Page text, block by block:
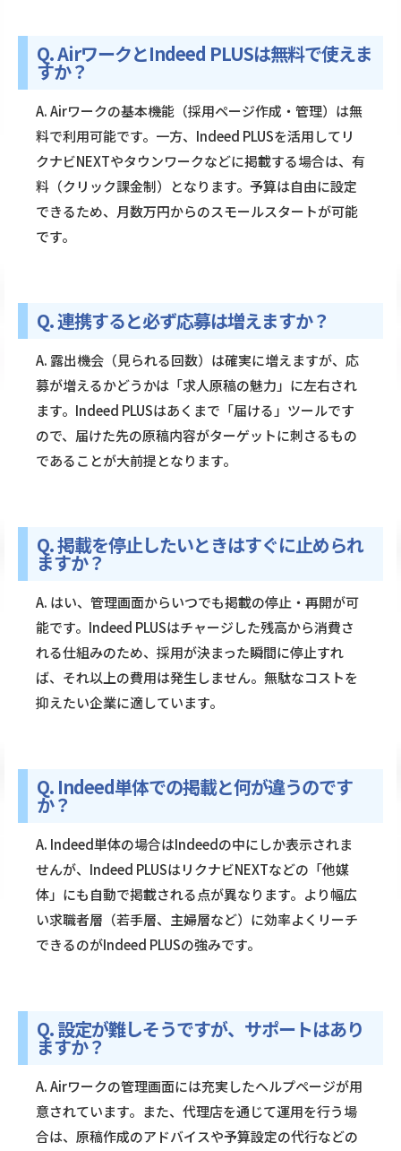
Q. AirワークとIndeed PLUSは無料で使えま
すか？
A. Airワークの基本機能（採用ページ作成・管理）は無
料で利用可能です。一方、Indeed PLUSを活用してリ
クナビNEXTやタウンワークなどに掲載する場合は、有
料（クリック課金制）となります。予算は自由に設定
できるため、月数万円からのスモールスタートが可能
です。
Q. 連携すると必ず応募は増えますか？
A. 露出機会（見られる回数）は確実に増えますが、応
募が増えるかどうかは「求人原稿の魅力」に左右され
ます。Indeed PLUSはあくまで「届ける」ツールです
ので、届けた先の原稿内容がターゲットに刺さるもの
であることが大前提となります。
Q. 掲載を停止したいときはすぐに止められ
ますか？
A. はい、管理画面からいつでも掲載の停止・再開が可
能です。Indeed PLUSはチャージした残高から消費さ
れる仕組みのため、採用が決まった瞬間に停止すれ
ば、それ以上の費用は発生しません。無駄なコストを
抑えたい企業に適しています。
Q. Indeed単体での掲載と何が違うのです
か？
A. Indeed単体の場合はIndeedの中にしか表示されま
せんが、Indeed PLUSはリクナビNEXTなどの「他媒
体」にも自動で掲載される点が異なります。より幅広
い求職者層（若手層、主婦層など）に効率よくリーチ
できるのがIndeed PLUSの強みです。
Q. 設定が難しそうですが、サポートはあり
ますか？
A. Airワークの管理画面には充実したヘルプページが用
意されています。また、代理店を通じて運用を行う場
合は、原稿作成のアドバイスや予算設定の代行などの